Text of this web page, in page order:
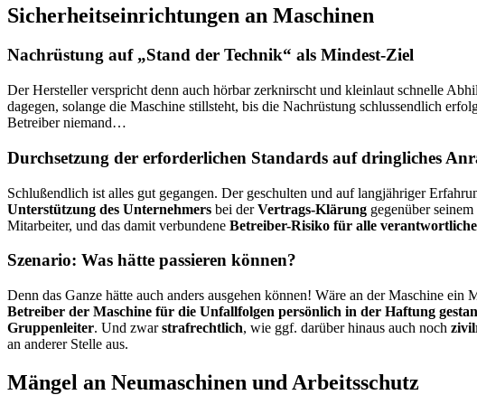
Sicherheitseinrichtungen an Maschinen
Nachrüstung auf „Stand der Technik“ als Mindest-Ziel
Der Hersteller verspricht denn auch hörbar zerknirscht und kleinlaut schnelle
dagegen, solange die Maschine stillsteht, bis die Nachrüstung schlussendlich
Betreiber niemand…
Durchsetzung der erforderlichen Standards auf dringliches
Schlußendlich ist alles gut gegangen. Der geschulten und auf langjähriger
Unterstützung des Unternehmers bei derVertrags-Klärung gegenüber
Mitarbeiter, und das damit verbundeneBetreiber-Risiko für alle
Szenario: Was hätte passieren können?
Denn das Ganze hätte auch anders ausgehen können! Wäre an der Maschine
Betreiber der Maschine für die Unfallfolgen persönlich in der Haftung
Gruppenleiter. Und zwarstrafrechtlich, wie ggf. darüber hinaus auch noch
an anderer Stelle aus.
Mängel an Neumaschinen und Arbeitsschutz